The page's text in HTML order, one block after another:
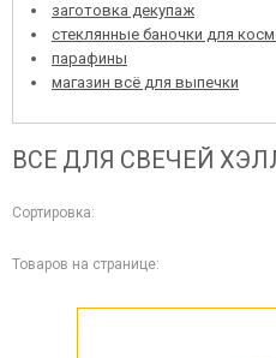
заготовка декупаж
стеклянные баночки для
парафины
магазин всё для выпечки
ВСЕ ДЛЯ СВЕЧЕЙ
Сортировка:
Товаров на странице: